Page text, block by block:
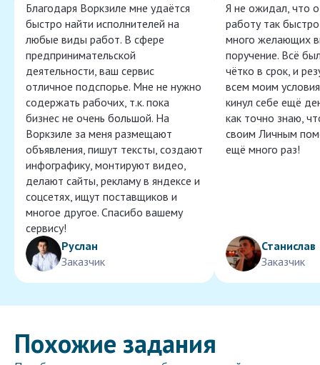
Благодаря Воркзиле мне удаётся
быстро найти исполнителей на
любые виды работ. В сфере
предпринимательской
деятельности, ваш сервис
отличное подспорье. Мне не нужно
содержать рабочих, т.к. пока
бизнес не очень большой. На
Воркзиле за меня размещают
объявления, пишут тексты, создают
инфографику, монтируют видео,
делают сайты, рекламу в яндексе и
соцсетях, ищут поставщиков и
многое другое. Спасибо вашему
сервису!
Руслан
Заказчик
Я не ожидал, что
работу так
много желающих
поручение. Всё
чётко в срок, и
всем моим
кинул себе ещё
как точно знаю,
своим Личным
ещё много раз!
Станислав
Заказчик
Похожие задания